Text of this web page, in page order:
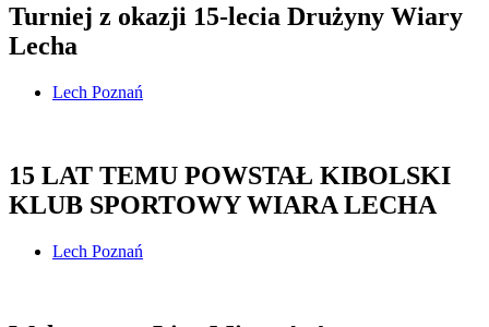
Turniej z okazji 15-lecia Drużyny Wiary
Lecha
Lech Poznań
15 LAT TEMU POWSTAŁ KIBOLSKI
KLUB SPORTOWY WIARA LECHA
Lech Poznań